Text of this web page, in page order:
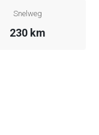
Snelweg
230 km